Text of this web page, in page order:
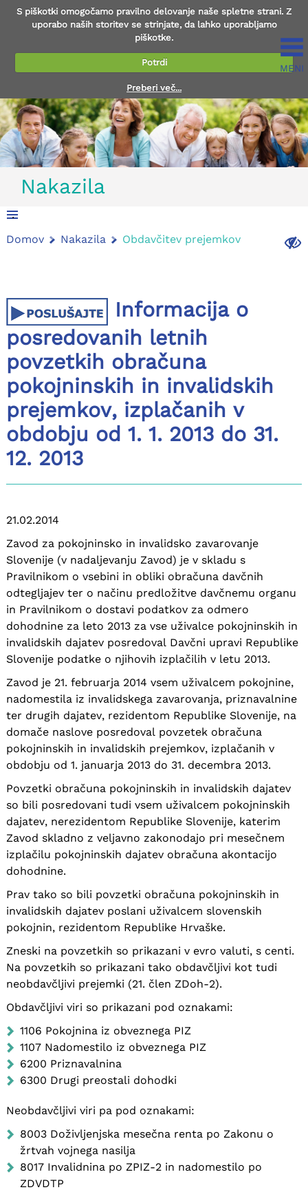
S piškotki omogočamo pravilno delovanje naše spletne strani. Z
uporabo naših storitev se strinjate, da lahko uporabljamo
piškotke.
Potrdi
Preberi več...
MENI
Nakazila
.
.
Domov Nakazila Obdavčitev prejemkov
Informacija o
posredovanih letnih
povzetkih obračuna
pokojninskih in invalidskih
prejemkov, izplačanih v
obdobju od 1. 1. 2013 do 31.
12. 2013
21.02.2014
Zavod za pokojninsko in invalidsko zavarovanje
Slovenije (v nadaljevanju Zavod) je v skladu s
Pravilnikom o vsebini in obliki obračuna davčnih
odtegljajev ter o načinu predložitve davčnemu organu
in Pravilnikom o dostavi podatkov za odmero
dohodnine za leto 2013 za vse uživalce pokojninskih in
invalidskih dajatev posredoval Davčni upravi Republike
Slovenije podatke o njihovih izplačilih v letu 2013.
Zavod je 21. februarja 2014 vsem uživalcem pokojnine,
nadomestila iz invalidskega zavarovanja, priznavalnine
ter drugih dajatev, rezidentom Republike Slovenije, na
domače naslove posredoval povzetek obračuna
pokojninskih in invalidskih prejemkov, izplačanih v
obdobju od 1. januarja 2013 do 31. decembra 2013.
Povzetki obračuna pokojninskih in invalidskih dajatev
so bili posredovani tudi vsem uživalcem pokojninskih
dajatev, nerezidentom Republike Slovenije, katerim
Zavod skladno z veljavno zakonodajo pri mesečnem
izplačilu pokojninskih dajatev obračuna akontacijo
dohodnine.
Prav tako so bili povzetki obračuna pokojninskih in
invalidskih dajatev poslani uživalcem slovenskih
pokojnin, rezidentom Republike Hrvaške.
Zneski na povzetkih so prikazani v evro valuti, s centi.
Na povzetkih so prikazani tako obdavčljivi kot tudi
neobdavčljivi prejemki (21. člen ZDoh-2).
Obdavčljivi viri so prikazani pod oznakami:
1106 Pokojnina iz obveznega PIZ
1107 Nadomestilo iz obveznega PIZ
6200 Priznavalnina
6300 Drugi preostali dohodki
Neobdavčljivi viri pa pod oznakami:
8003 Doživljenjska mesečna renta po Zakonu o
žrtvah vojnega nasilja
8017 Invalidnina po ZPIZ-2 in nadomestilo po
ZDVDTP